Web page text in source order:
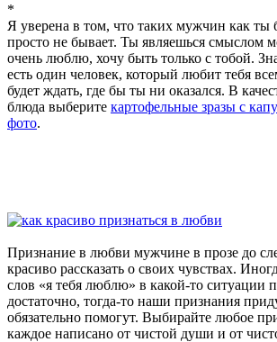
*
Я уверена в том, что таких мужчин как ты
просто не бывает. Ты являешься смыслом
очень люблю, хочу быть только с тобой.
есть один человек, который любит тебя
будет ждать, где бы ты ни оказался. В
блюда выберите картофельные зразы с
фото.
Признание в любви мужчине в прозе до
красиво рассказать о своих чувствах.
слов «я тебя люблю» в какой-то ситуации
достаточно, тогда-то наши признания
обязательно помогут. Выбирайте любое
каждое написано от чистой души и от